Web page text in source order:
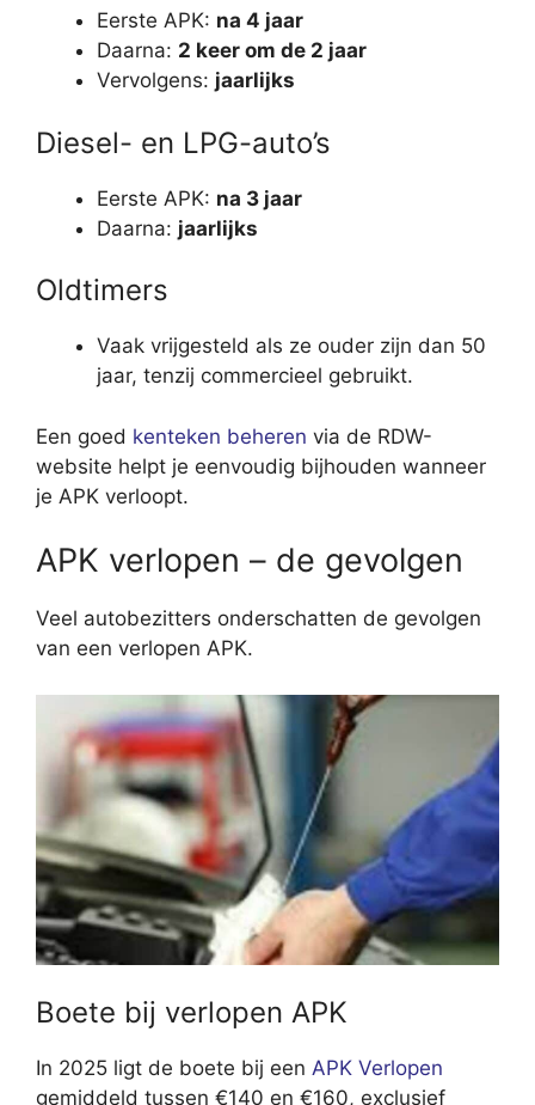
Eerste APK: na 4 jaar
Daarna: 2 keer om de 2 jaar
Vervolgens: jaarlijks
Diesel- en LPG-auto’s
Eerste APK: na 3 jaar
Daarna: jaarlijks
Oldtimers
Vaak vrijgesteld als ze ouder zijn dan 50
jaar, tenzij commercieel gebruikt.
Een goed kenteken beheren via de RDW-
website helpt je eenvoudig bijhouden wanneer
je APK verloopt.
APK verlopen – de gevolgen
Veel autobezitters onderschatten de gevolgen
van een verlopen APK.
Boete bij verlopen APK
In 2025 ligt de boete bij een APK Verlopen
gemiddeld tussen €140 en €160, exclusief